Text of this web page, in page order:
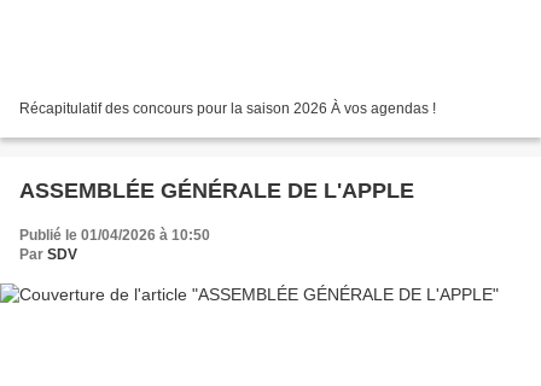
Récapitulatif des concours pour la saison 2026 À vos agendas !
ASSEMBLÉE GÉNÉRALE DE L'APPLE
Publié le 01/04/2026 à 10:50
Par SDV